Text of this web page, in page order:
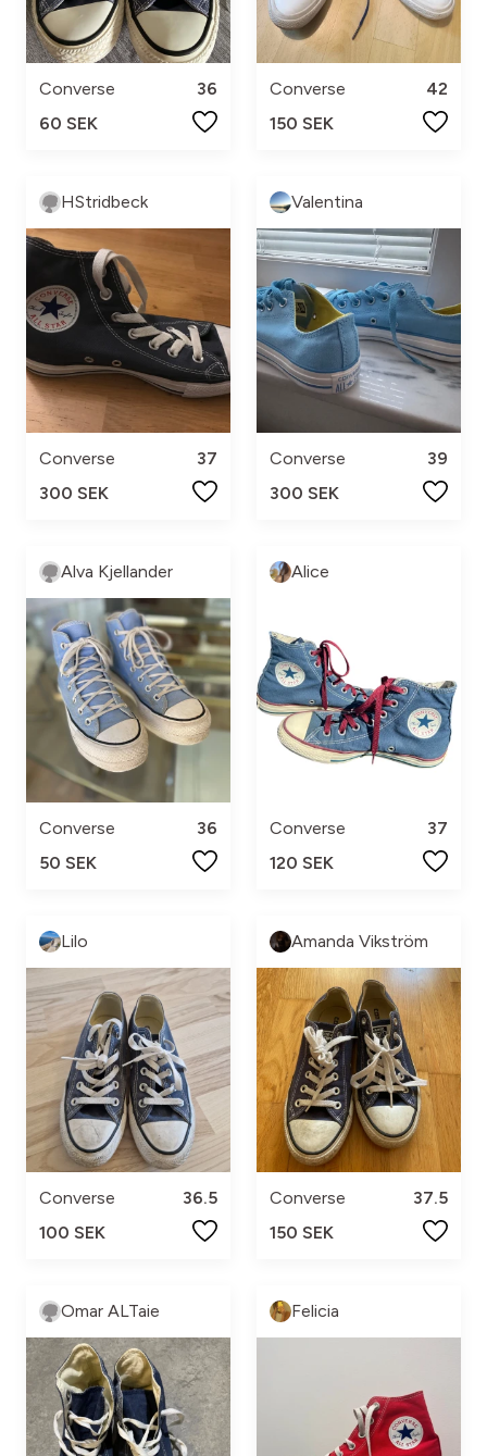
Converse
36
60 SEK
Converse
42
150 SEK
HStridbeck
Converse
37
300 SEK
Valentina
Converse
39
300 SEK
Alva Kjellander
Converse
36
50 SEK
Alice
Converse
37
120 SEK
Lilo
Converse
36.5
100 SEK
Amanda Vikström
Converse
37.5
150 SEK
Omar ALTaie Felicia